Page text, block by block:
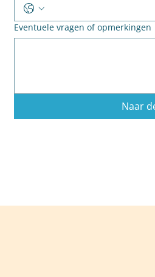
Eventuele vragen of opmerkingen
Naar